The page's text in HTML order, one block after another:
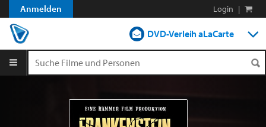
Anmelden Login |
DVD-Verleih aLaCarte
Shop